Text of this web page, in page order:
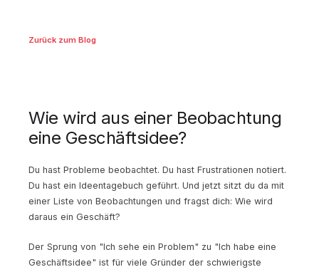
Zurück zum Blog
Wie wird aus einer Beobachtung
eine Geschäftsidee?
Du hast Probleme beobachtet. Du hast Frustrationen notiert.
Du hast ein Ideentagebuch geführt. Und jetzt sitzt du da mit
einer Liste von Beobachtungen und fragst dich: Wie wird
daraus ein Geschäft?
Der Sprung von "Ich sehe ein Problem" zu "Ich habe eine
Geschäftsidee" ist für viele Gründer der schwierigste